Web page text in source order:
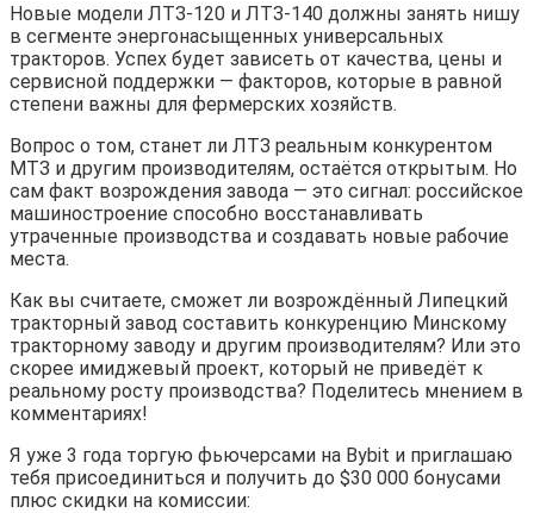
Новые модели ЛТЗ-120 и ЛТЗ-140 должны занять нишу
в сегменте энергонасыщенных универсальных
тракторов. Успех будет зависеть от качества, цены и
сервисной поддержки — факторов, которые в равной
степени важны для фермерских хозяйств.
Вопрос о том, станет ли ЛТЗ реальным конкурентом
МТЗ и другим производителям, остаётся открытым. Но
сам факт возрождения завода — это сигнал: российское
машиностроение способно восстанавливать
утраченные производства и создавать новые рабочие
места.
Как вы считаете, сможет ли возрождённый Липецкий
тракторный завод составить конкуренцию Минскому
тракторному заводу и другим производителям? Или это
скорее имиджевый проект, который не приведёт к
реальному росту производства? Поделитесь мнением в
комментариях!
Я уже 3 года торгую фьючерсами на Bybit и приглашаю
тебя присоединиться и получить до $30 000 бонусами
плюс скидки на комиссии: